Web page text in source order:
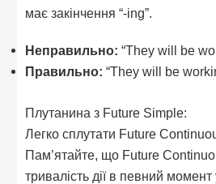
має закінчення “-ing”.
Неправильно: “They will be
Правильно: “They will be
Плутанина з Future Simple:
Легко сплутати Future
Пам’ятайте, що Future
тривалість дії в певний